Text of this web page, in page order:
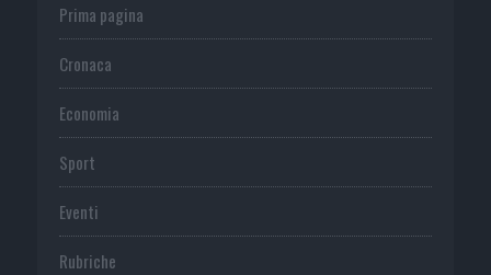
Prima pagina
Cronaca
Economia
Sport
Eventi
Rubriche